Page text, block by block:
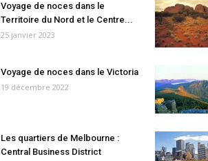
Voyage de noces dans le
Territoire du Nord et le Centre...
25 janvier 2023
Voyage de noces dans le Victoria
19 décembre 2022
Les quartiers de Melbourne :
Central Business District